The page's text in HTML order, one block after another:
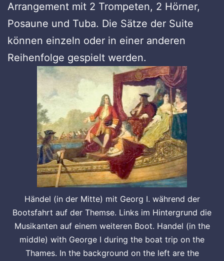
Arrangement mit 2 Trompeten, 2 Hörner,
Posaune und Tuba. Die Sätze der Suite
können einzeln oder in einer anderen
Reihenfolge gespielt werden.
Händel (in der Mitte) mit Georg I. während der
Bootsfahrt auf der Themse. Links im Hintergrund die
Musikanten auf einem weiteren Boot. Handel (in the
middle) with George I during the boat trip on the
Thames. In the background on the left are the